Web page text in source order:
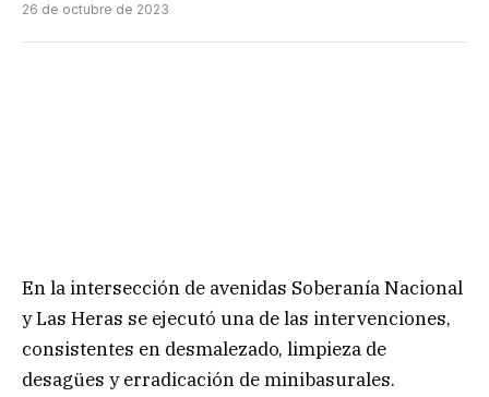
26 de octubre de 2023
En la intersección de avenidas Soberanía Nacional
y Las Heras se ejecutó una de las intervenciones,
consistentes en desmalezado, limpieza de
desagües y erradicación de minibasurales.